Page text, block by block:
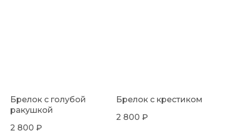
Брелок с голубой
ракушкой
2 800 ₽
Брелок с крестиком
2 800 ₽